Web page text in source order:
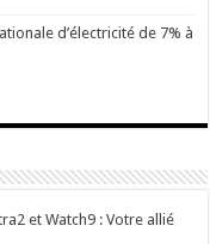
d’électricité de 7% à
et Watch9 : Votre allié